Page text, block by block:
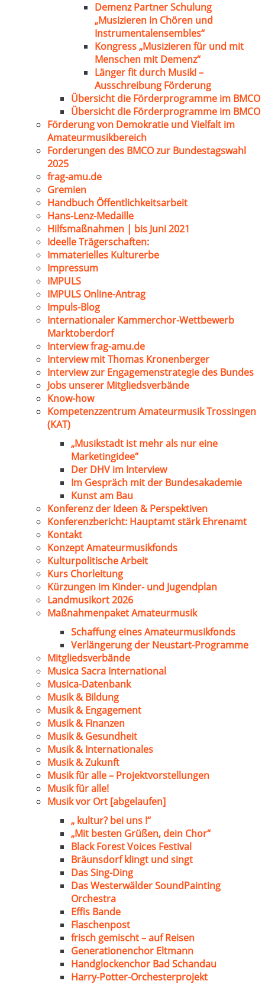
Demenz Partner Schulung
„Musizieren in Chören und
Instrumentalensembles“
Kongress „Musizieren für und mit
Menschen mit Demenz“
Länger fit durch Musik! –
Ausschreibung Förderung
Übersicht die Förderprogramme im BMCO
Übersicht die Förderprogramme im BMCO
Förderung von Demokratie und Vielfalt im
Amateurmusikbereich
Forderungen des BMCO zur Bundestagswahl
2025
frag-amu.de
Gremien
Handbuch Öffentlichkeitsarbeit
Hans-Lenz-Medaille
Hilfsmaßnahmen | bis Juni 2021
Ideelle Trägerschaften:
Immaterielles Kulturerbe
Impressum
IMPULS
IMPULS Online-Antrag
Impuls-Blog
Internationaler Kammerchor-Wettbewerb
Marktoberdorf
Interview frag-amu.de
Interview mit Thomas Kronenberger
Interview zur Engagemenstrategie des Bundes
Jobs unserer Mitgliedsverbände
Know-how
Kompetenzzentrum Amateurmusik Trossingen
(KAT)
„Musikstadt ist mehr als nur eine
Marketingidee“
Der DHV im Interview
Im Gespräch mit der Bundesakademie
Kunst am Bau
Konferenz der Ideen & Perspektiven
Konferenzbericht: Hauptamt stärk Ehrenamt
Kontakt
Konzept Amateurmusikfonds
Kulturpolitische Arbeit
Kurs Chorleitung
Kürzungen im Kinder- und Jugendplan
Landmusikort 2026
Maßnahmenpaket Amateurmusik
Schaffung eines Amateurmusikfonds
Verlängerung der Neustart-Programme
Mitgliedsverbände
Musica Sacra International
Musica-Datenbank
Musik & Bildung
Musik & Engagement
Musik & Finanzen
Musik & Gesundheit
Musik & Internationales
Musik & Zukunft
Musik für alle – Projektvorstellungen
Musik für alle!
Musik vor Ort [abgelaufen]
„ kultur? bei uns !“
„Mit besten Grüßen, dein Chor“
Black Forest Voices Festival
Bräunsdorf klingt und singt
Das Sing-Ding
Das Westerwälder SoundPainting
Orchestra
Effis Bande
Flaschenpost
frisch gemischt – auf Reisen
Generationenchor Eltmann
Handglockenchor Bad Schandau
Harry-Potter-Orchesterprojekt